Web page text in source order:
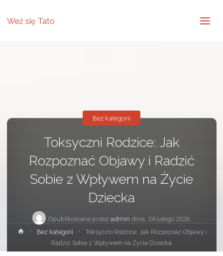
Weź się Tato
Toksyczni Rodzice: Jak
Rozpoznać Objawy i Radzić
Sobie z Wpływem na Życie
Dziecka
Opublikowane przez admin dnia 24 lutego 2026
Bez kategorii
StronaBez kategorii
Toksyczni Rodzice: Jak Rozpoznać Objawy i
Radzić Sobie z Wpływem na Życie Dziecka